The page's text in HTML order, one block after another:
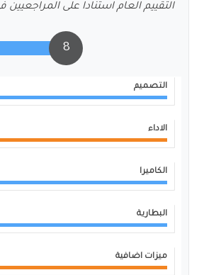
التقييم العام استنادا على
8
التصميم
الاداء
الكاميرا
البطارية
ميزات اضافية